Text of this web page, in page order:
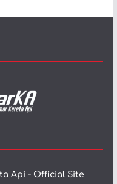
Api - Official Site